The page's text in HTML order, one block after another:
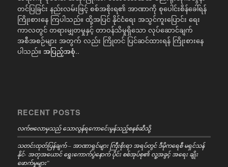
တင်ပြခြင်း နည်းလမ်းဖြင့် စစ်အစိုးရ၏ အာဏာကို စုပေါင်းစိန်ခေါ်ရန်
ကြိုးစားနေ ကြပါသည်။ ထို့အပြင် နိုင်ငံရေး အသွင်ကူးပြောင်း ရေး
ကာလတွင် တရားမျှတမှုနှင့် တာဝန်သိမှုရှိသော လုပ်ဆောင်ချက်
အစီအစဉ်များ အတွက် လည်း ကြိုတင် ပြင်ဆင်ထားရန် ကြိုးစားနေ
ပါသည်။ အပြည့်အစုံ..
RECENT POSTS
လက်ဗလောမှသည် သောလွန်ရကောင်ေးမွန်သည့်စနစ်ဆီသို့
သတင်းထုတ်ပြန်ချက် – အာဏာရှင်များ ကြီးစိုးရာ အရပ်တွင် ဒီမိုကရေစီ မရှင်သန်
နိုင်- အတုအယောင် ရွေးကောက်ပွဲနောက် ပိုင်း စစ်အုပ်စု၏ လူ့အခွင့် အရေး ချိုး
ဖောက်မှုများ”